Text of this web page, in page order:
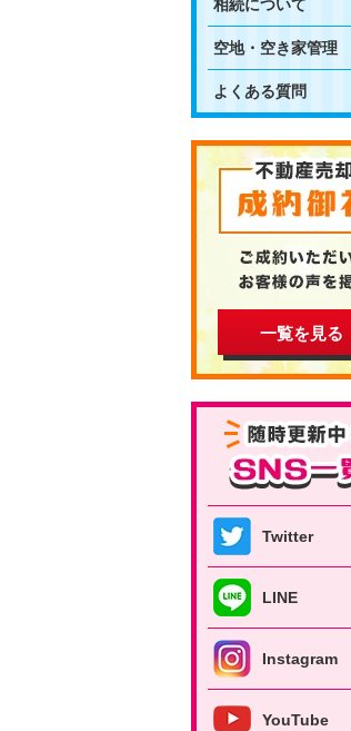
相続について
空地・空き家管理
よくある質問
一覧を見る
Twitter
LINE
Instagram
YouTube